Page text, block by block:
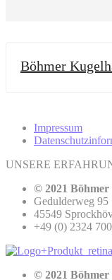
Böhmer
Impressum
UNSERE
© 2021 Böhmer
Gedulderweg 95
45549
+49 (0) 2324
© 2021 Böhmer